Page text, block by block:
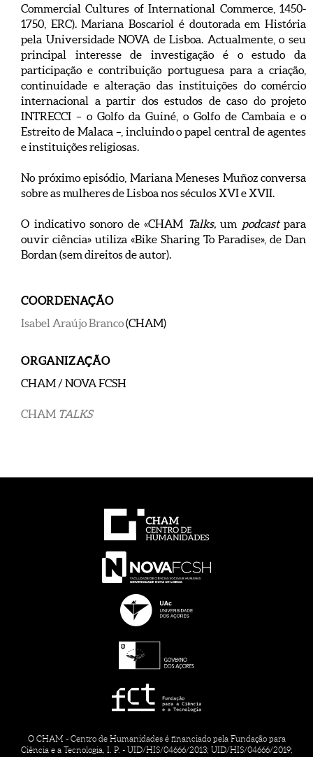
Commercial Cultures of International Commerce, 1450-
1750, ERC). Mariana Boscariol é doutorada em História
pela Universidade NOVA de Lisboa. Actualmente, o seu
principal interesse de investigação é o estudo da
participação e contribuição portuguesa para a criação,
continuidade e alteração das instituições do comércio
internacional a partir dos estudos de caso do projeto
INTRECCI – o Golfo da Guiné, o Golfo de Cambaia e o
Estreito de Malaca –, incluindo o papel central de agentes
e instituições religiosas.
No próximo episódio, Mariana Meneses Muñoz conversa
sobre as mulheres de Lisboa nos séculos XVI e XVII.
O indicativo sonoro de «CHAM Talks,um podcastpara
ouvir ciência» utiliza «Bike Sharing To Paradise», de Dan
Bordan (sem direitos de autor).
COORDENAÇÃO
Isabel Araújo Branco(CHAM)
ORGANIZAÇÃO
CHAM / NOVA FCSH
CHAM TALKS
O CHAM - Centro de Humanidades é financiado pela Fundação para
Ciência e a Tecnologia, I. P. - UID/HIS/04666/2013; UID/HIS/04666/2019;